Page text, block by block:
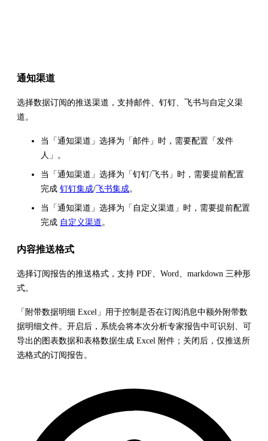
通知渠道
选择数据订阅的推送渠道，支持邮件、钉钉、飞书与自定义渠
道。
当「通知渠道」选择为「邮件」时，需要配置「发件
人」。
当「通知渠道」选择为「钉钉/飞书」时，需要提前配置
完成 钉钉集成/ 飞书集成。
当「通知渠道」选择为「自定义渠道」时，需要提前配置
完成 自定义渠道 。
内容推送格式
选择订阅报告的推送格式，支持 PDF、Word、markdown 三种形
式。
「附带数据明细 Excel」用于控制是否在订阅消息中额外附带数
据明细文件。开启后，系统会将本次分析专家报告中可识别、可
导出的图表数据和表格数据生成 Excel 附件；关闭后，仅推送所
选格式的订阅报告。